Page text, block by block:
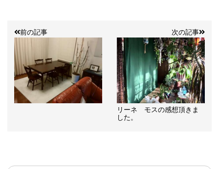
前の記事 次の記事
リーネ モスの感想頂きま
した。